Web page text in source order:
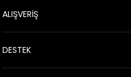
ALIŞVERİŞ
DESTEK